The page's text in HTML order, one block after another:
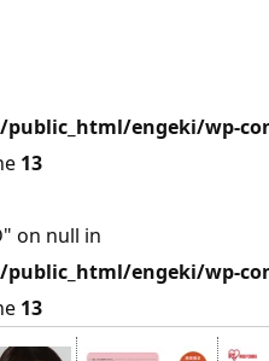
engeki/wp-
13
on null in
engeki/wp-
13